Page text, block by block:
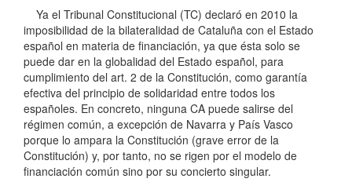
Ya el Tribunal Constitucional (TC) declaró en 2010 la
imposibilidad de la bilateralidad de Cataluña con el Estado
español en materia de financiación, ya que ésta solo se
puede dar en la globalidad del Estado español, para
cumplimiento del art. 2 de la Constitución, como garantía
efectiva del principio de solidaridad entre todos los
españoles. En concreto, ninguna CA puede salirse del
régimen común, a excepción de Navarra y País Vasco
porque lo ampara la Constitución (grave error de la
Constitución) y, por tanto, no se rigen por el modelo de
financiación común sino por su concierto singular.